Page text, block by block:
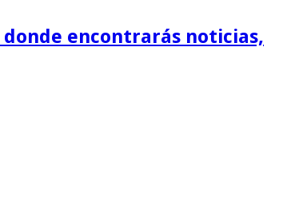
encontrarás noticias,